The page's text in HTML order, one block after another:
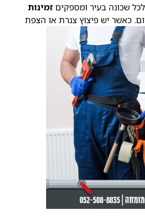
שכונה בעיר ומספקים זמינות
כאשר יש פיצוץ צנרת או הצפת